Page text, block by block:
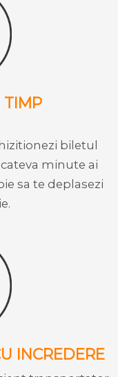
TIMP
biletul
minute ai
sa te deplasezi
INCREDERE